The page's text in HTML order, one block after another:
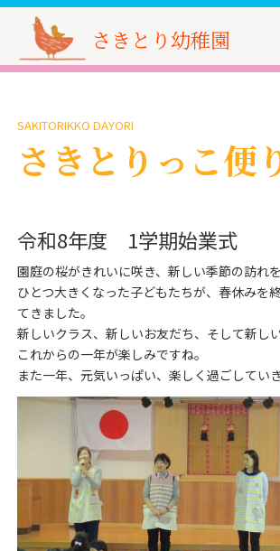
さきとり幼稚園
SAKITORIKKO DAYORI
さきとりっこ便
令和8年度 1学期始業式
園庭の桜がきれいに咲き、新しい季節の訪れを
ひとつ大きくなった子どもたちが、春休みを
てきました。
新しいクラス、新しいお友だち、そして新し
これからの一年が楽しみですね。
また一年、元気いっぱい、楽しく過ごしてい